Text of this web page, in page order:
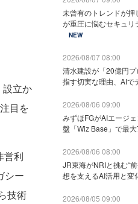
立か
目を
営利
シー
技術
未曾有のトレンドが押
が重圧に悩むセキュリ
NEW
2026/08/07 08:00
清水建設が「20億円
指す切実な理由、AIで
2026/08/06 09:00
みずほFGがAIエージ
盤「Wiz Base」で最
2026/08/06 08:00
JR東海がNRIと挑む“
想を支えるAI活用と変
2026/08/05 09:00